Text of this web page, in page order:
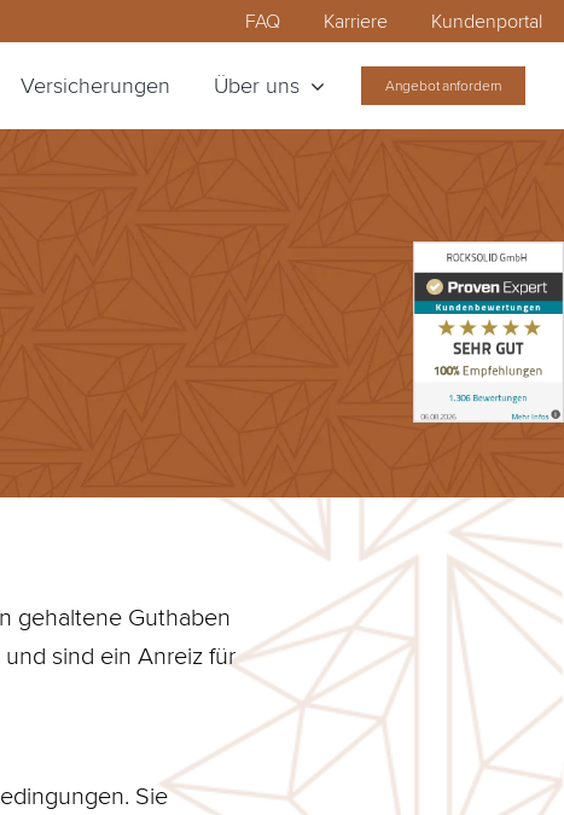
FAQ Karriere Kundenportal
Versicherungen Über uns Angebot anfordern
gehaltene Guthaben
sind ein Anreiz für
Sie